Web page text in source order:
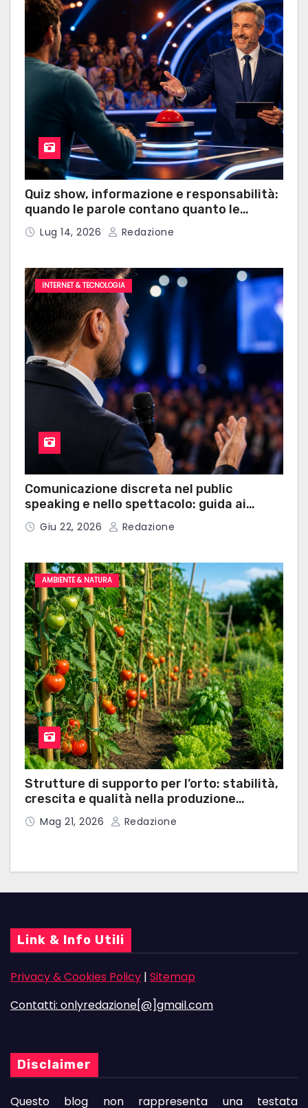
Quiz show, informazione e responsabilità:
quando le parole contano quanto le
risposte
Lug 14, 2026 Redazione
INTERNET & TECNOLOGIA
Comunicazione discreta nel public
speaking e nello spettacolo: guida ai
microauricolari professionali
Giu 22, 2026 Redazione
AMBIENTE & NATURA
Strutture di supporto per l’orto: stabilità,
crescita e qualità nella produzione
domestica
Mag 21, 2026 Redazione
Link & Info Utili
Privacy & Cookies Policy | Sitemap
Contatti: onlyredazione[@]gmail.com
Disclaimer
Questo blog non rappresenta una testata